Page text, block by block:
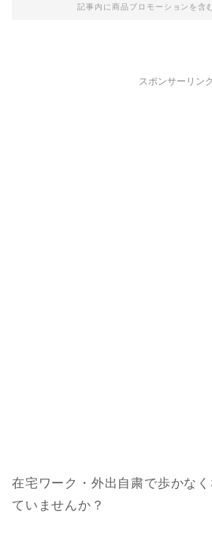
記事内に商品プロモーションを含
スポンサーリンク
在宅ワーク・外出自粛で歩かな
ていませんか？